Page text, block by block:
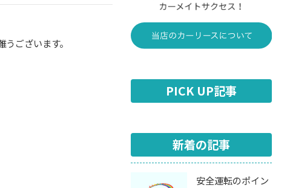
ございます。
PICK UP記事
新着の記事
安全運転のポイン